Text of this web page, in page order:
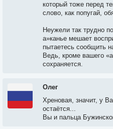
который тоже перед
слово, как попугай,
Неужели так трудно
а»канье мешает
пытаетесь сообщить
Ведь, кроме вашего
сохраняется.
Олег
Хреновая, значит, у
остаётся...
Вы и пальца